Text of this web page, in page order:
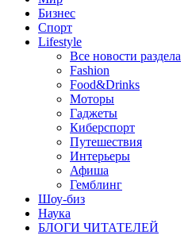
Бизнес
Спорт
Lifestyle
Все новости раздела
Fashion
Food&Drinks
Моторы
Гаджеты
Киберспорт
Путешествия
Интерьеры
Афиша
Гемблинг
Шоу-биз
Наука
БЛОГИ ЧИТАТЕЛЕЙ